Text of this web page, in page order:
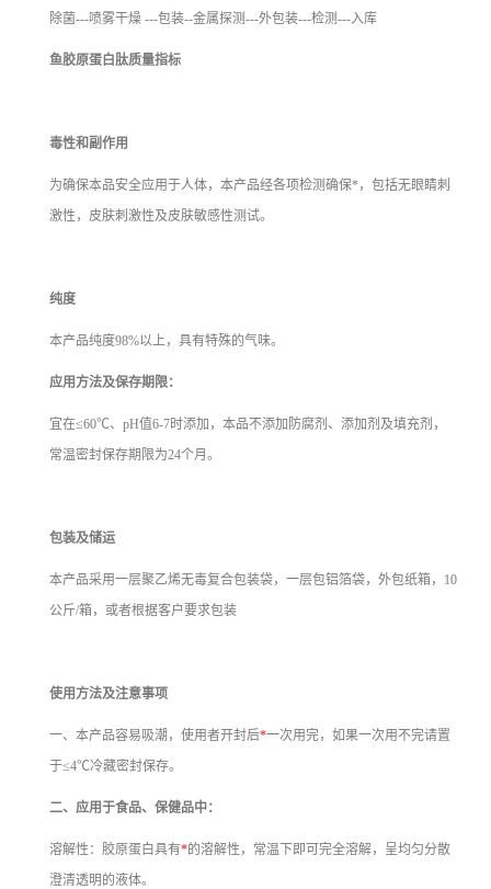
除菌---喷雾干燥 ---包装--金属探测---外包装---检测---入库
鱼胶原蛋白肽质量指标
毒性和副作用
为确保本品安全应用于人体，本产品经各项检测确保*，包括无眼睛刺
激性，皮肤刺激性及皮肤敏感性测试。
纯度
本产品纯度98%以上，具有特殊的气味。
应用方法及保存期限：
宜在≤60℃、pH值6-7时添加，本品不添加防腐剂、添加剂及填充剂，
常温密封保存期限为24个月。
包装及储运
本产品采用一层聚乙烯无毒复合包装袋，一层包铝箔袋，外包纸箱，10
公斤/箱，或者根据客户要求包装
使用方法及注意事项
一、本产品容易吸潮，使用者开封后*一次用完，如果一次用不完请置
于≤4℃冷藏密封保存。
二、应用于食品、保健品中：
溶解性：胶原蛋白具有*的溶解性，常温下即可完全溶解，呈均匀分散
澄清透明的液体。